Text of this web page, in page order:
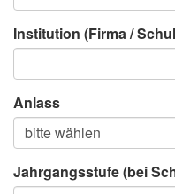
Institution (Firma /
Anlass
Jahrgangsstufe (bei